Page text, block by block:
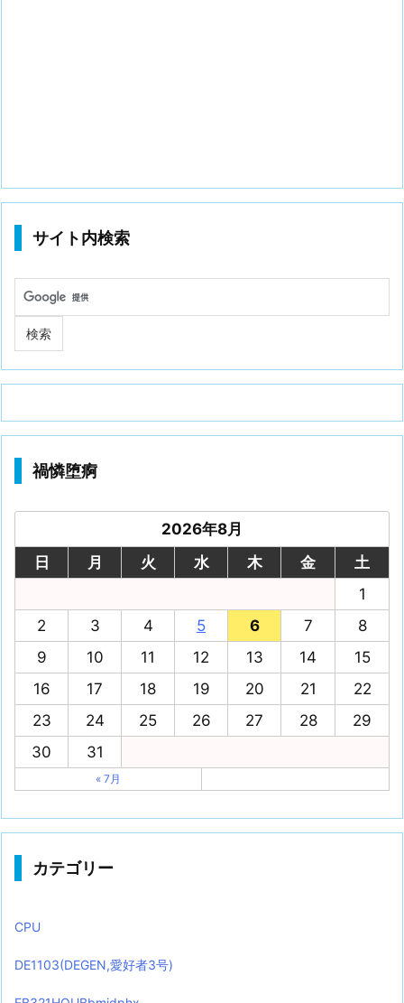
サイト内検索
禍憐堕痾
2026年8月
日
月 火 水 木 金
土
1
2
3 4 5 6 7
8
9
10 11 12 13 14
15
16
17 18 19 20 21
22
23
24 25 26 27 28
29
30
31
« 7月
カテゴリー
CPU
DE1103(DEGEN,愛好者3号)